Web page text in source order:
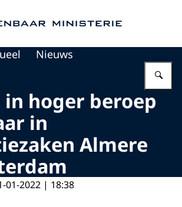
Nieuws
in hoger beroep
in
Almere
01-2022 | 18:38